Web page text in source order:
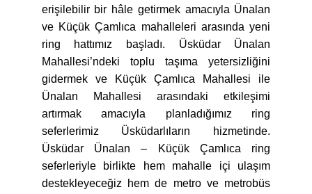
erişilebilir bir hâle getirmek amacıyla Ünalan
ve Küçük Çamlıca mahalleleri arasında yeni
ring hattımız başladı. Üsküdar Ünalan
Mahallesi’ndeki toplu taşıma yetersizliğini
gidermek ve Küçük Çamlıca Mahallesi ile
Ünalan Mahallesi arasındaki etkileşimi
artırmak amacıyla planladığımız ring
seferlerimiz Üsküdarlıların hizmetinde.
Üsküdar Ünalan – Küçük Çamlıca ring
seferleriyle birlikte hem mahalle içi ulaşım
destekleyeceğiz hem de metro ve metrobüs